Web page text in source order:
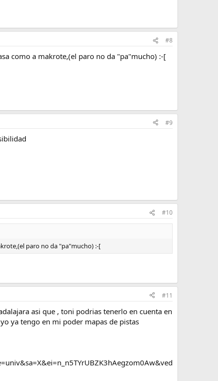
#8
como a makrote,(el paro no da "pa"mucho) :-[
#9
#10
paro no da "pa"mucho) :-[
#11
asi que , toni podrias tenerlo en cuenta en
ya tengo en mi poder mapas de pistas